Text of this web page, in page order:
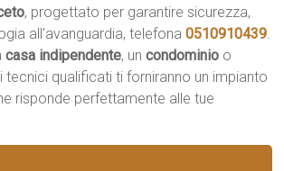
, progettato per garantire sicurezza,
all’avanguardia, telefona0510910439.
casa indipendente, uncondominio o
tecnici qualificati ti forniranno un impianto
risponde perfettamente alle tue